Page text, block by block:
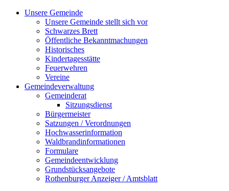
Zum
Unsere Gemeinde
Unsere Gemeinde stellt sich vor
Schwarzes Brett
Öffentliche Bekanntmachungen
Historisches
Kindertagesstätte
Feuerwehren
Vereine
Gemeindeverwaltung
Gemeinderat
Sitzungsdienst
Bürgermeister
Satzungen / Verordnungen
Hochwasserinformation
Waldbrandinformationen
Formulare
Gemeindeentwicklung
Grundstücksangebote
Rothenburger Anzeiger / Amtsblatt